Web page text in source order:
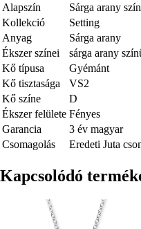
Alapszín
Sárga arany
Kollekció
Setting
Anyag
Sárga arany
Ékszer színei
sárga arany
Kő típusa
Gyémánt
Kő tisztasága
VS2
Kő színe
D
Ékszer felülete Fényes
Garancia
3 év magyar
Csomagolás
Eredeti Juta
Kapcsolódó